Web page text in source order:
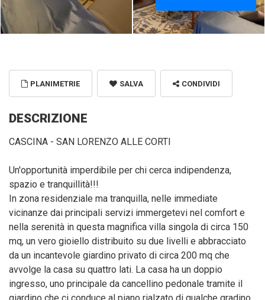
PLANIMETRIE SALVA CONDIVIDI
DESCRIZIONE
CASCINA - SAN LORENZO ALLE CORTI
Un'opportunità imperdibile per chi cerca indipendenza,
spazio e tranquillità!!!
In zona residenziale ma tranquilla, nelle immediate
vicinanze dai principali servizi immergetevi nel comfort e
nella serenità in questa magnifica villa singola di circa 150
mq, un vero gioiello distribuito su due livelli e abbracciato
da un incantevole giardino privato di circa 200 mq che
avvolge la casa su quattro lati. La casa ha un doppio
ingresso, uno principale da cancellino pedonale tramite il